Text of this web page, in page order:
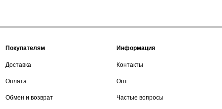
Покупателям
Доставка
Оплата
Обмен и возврат
Информация
Контакты
Опт
Частые вопросы